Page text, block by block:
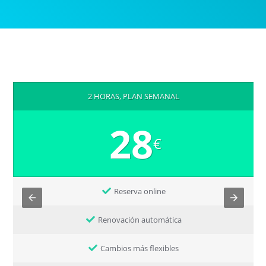
2 HORAS, PLAN SEMANAL
28€
Reserva online
Renovación automática
Cambios más flexibles